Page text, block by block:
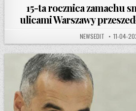
15-ta rocznica zamachu
ulicami Warszawy
AUTHOR:
NEWSEDIT 11-04-